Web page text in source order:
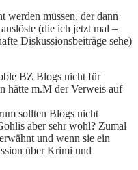
werden müssen, der dann
(die ich jetzt mal –
Diskussionsbeiträge sehe)
BZ Blogs nicht für
hätte m.M der Verweis auf
sollten Blogs nicht
aber sehr wohl? Zumal
und wenn sie ein
über Krimi und